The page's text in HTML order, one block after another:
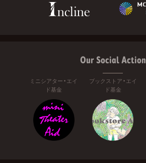
Our Social Action
ミニシアター・エイ
ド基金
ブックストア・エイ
ド基金